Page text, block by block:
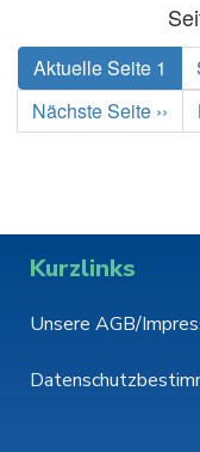
Aktuelle Seite 1
Nächste Seite ››
Kurzlinks
Unsere AGB/